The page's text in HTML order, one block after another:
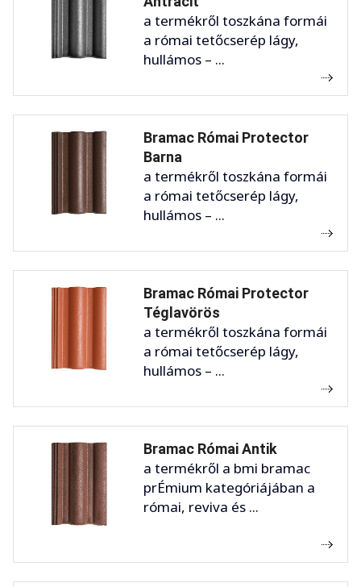
a termékről toszkána formái
a római tetőcserép lágy,
hullámos – ...
Bramac Római Protector
Barna
a termékről toszkána formái
a római tetőcserép lágy,
hullámos – ...
Bramac Római Protector
Téglavörös
a termékről toszkána formái
a római tetőcserép lágy,
hullámos – ...
Bramac Római Antik
a termékről a bmi bramac
prÉmium kategóriájában a
római, reviva és ...